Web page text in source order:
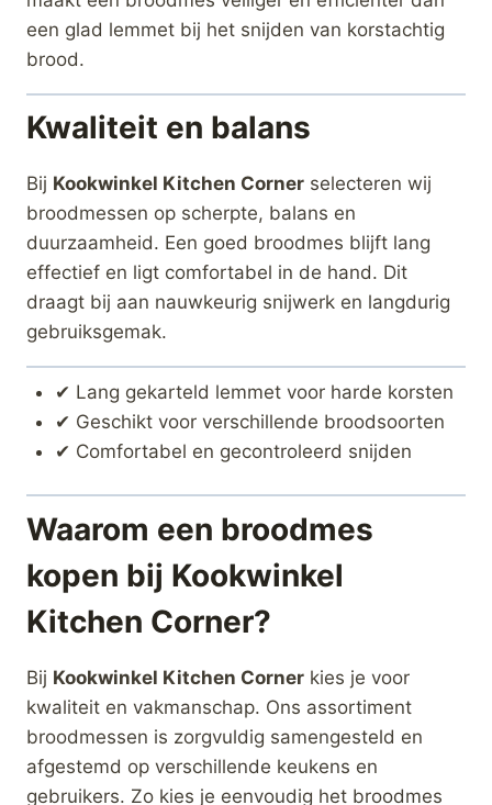
een glad lemmet bij het snijden van korstachtig
brood.
Kwaliteit en balans
Bij Kookwinkel Kitchen Corner selecteren wij
broodmessen op scherpte, balans en
duurzaamheid. Een goed broodmes blijft lang
effectief en ligt comfortabel in de hand. Dit
draagt bij aan nauwkeurig snijwerk en langdurig
gebruiksgemak.
✔ Lang gekarteld lemmet voor harde korsten
✔ Geschikt voor verschillende broodsoorten
✔ Comfortabel en gecontroleerd snijden
Waarom een broodmes
kopen bij Kookwinkel
Kitchen Corner?
Bij Kookwinkel Kitchen Corner kies je voor
kwaliteit en vakmanschap. Ons assortiment
broodmessen is zorgvuldig samengesteld en
afgestemd op verschillende keukens en
gebruikers. Zo kies je eenvoudig het broodmes